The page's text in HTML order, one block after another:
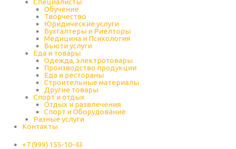
Обучение
Творчество
Юридические услуги
Бухгалтеры и Риелторы
Медицина и Психология
Бьюти услуги
Еда и товары
Одежда, электротовары
Производство продукции
Еда и рестораны
Строительные материалы
Другие товары
Спорт и отдых
Отдых и развлечения
Спорт и Оборудование
Разные услуги
Контакты
+7 (999) 155-10-43